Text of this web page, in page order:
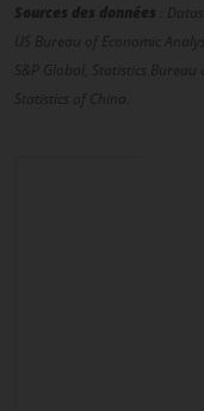
Sources des données
:
US Bureau of Economic
S&P Global, Statistics
Statistics of China.